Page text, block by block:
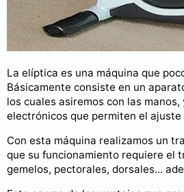
La elíptica es una máquina que
Básicamente consiste en un
los cuales asiremos con las
electrónicos que permiten el
Con esta máquina realizamos un
que su funcionamiento requiere el
gemelos, pectorales, dorsales...